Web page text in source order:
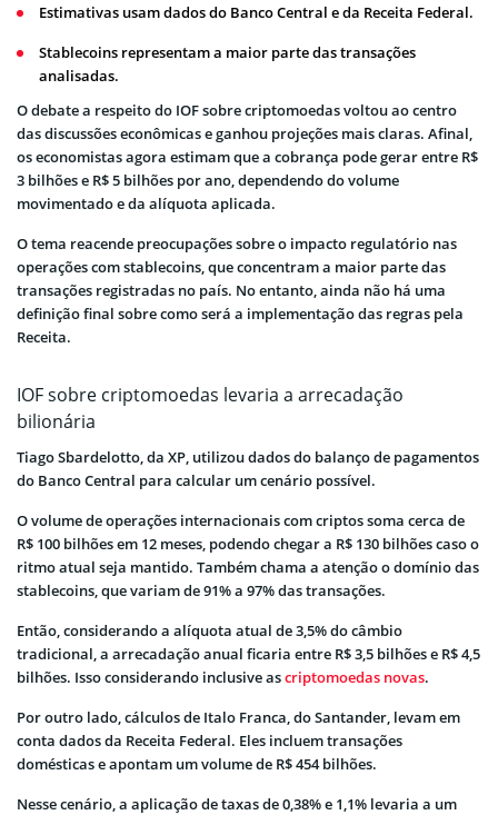
Estimativas usam dados do Banco Central e da Receita Federal.
Stablecoins representam a maior parte das transações
analisadas.
O debate a respeito do IOF sobre criptomoedas voltou ao centro
das discussões econômicas e ganhou projeções mais claras. Afinal,
os economistas agora estimam que a cobrança pode gerar entre R$
3 bilhões e R$ 5 bilhões por ano, dependendo do volume
movimentado e da alíquota aplicada.
O tema reacende preocupações sobre o impacto regulatório nas
operações com stablecoins, que concentram a maior parte das
transações registradas no país. No entanto, ainda não há uma
definição final sobre como será a implementação das regras pela
Receita.
IOF sobre criptomoedas levaria a arrecadação
bilionária
Tiago Sbardelotto, da XP, utilizou dados do balanço de pagamentos
do Banco Central para calcular um cenário possível.
O volume de operações internacionais com criptos soma cerca de
R$ 100 bilhões em 12 meses, podendo chegar a R$ 130 bilhões caso o
ritmo atual seja mantido. Também chama a atenção o domínio das
stablecoins, que variam de 91% a 97% das transações.
Então, considerando a alíquota atual de 3,5% do câmbio
tradicional, a arrecadação anual ficaria entre R$ 3,5 bilhões e R$ 4,5
bilhões. Isso considerando inclusive ascriptomoedas novas.
Por outro lado, cálculos de Italo Franca, do Santander, levam em
conta dados da Receita Federal. Eles incluem transações
domésticas e apontam um volume de R$ 454 bilhões.
Nesse cenário, a aplicação de taxas de 0,38% e 1,1% levaria a um